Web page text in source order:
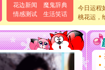
花边新闻
魔鬼辞典
情感测试
生活笑话
道一声
[春节]传
片叶子是
送你一棵
[圣诞节]
你太多
要平安
[圣诞节]
今日运程
桃花运，